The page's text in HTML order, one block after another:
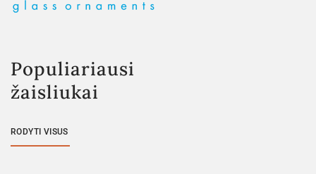
Populiariausi
žaisliukai
RODYTI VISUS